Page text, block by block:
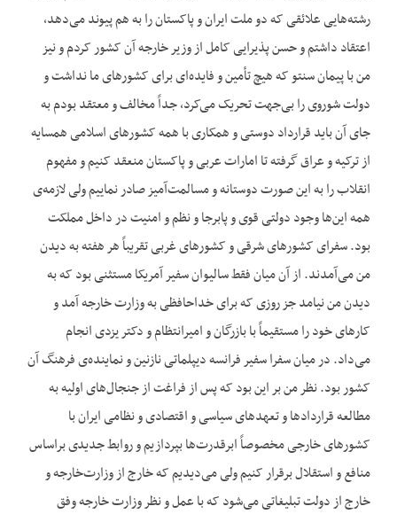
رشته‌‌هایی علائقی که دو ملت ایران و پاکستان را به هم پیوند می‌‌دهد،
اعتقاد داشتم و حسن پذیرایی کامل از وزیر خارجه آن کشور کردم و نیز
من با پیمان سنتو که هیچ تأمین و فایده‌‌ای برای کشورهای ما نداشت و
دولت شوروی را بی‌‌جهت تحریک می‌‌کرد، جداً مخالف و معتقد بودم به
جای آن باید قرارداد دوستی و همکاری با همه کشورهای اسلامی همسایه
از ترکیه و عراق گرفته تا امارات عربی و پاکستان منعقد کنیم و مفهوم
انقلاب را به این صورت دوستانه و مسالمت‌‌آمیز صادر نماییم ولی لازمه‌‌ی
همه این‌‌ها وجود دولتی قوی و پابرجا و نظم و امنیت در داخل مملکت
بود. سفرای کشورهای شرقی و کشورهای غربی تقریباً هر هفته به دیدن
من می‌‌آمدند. از آن میان فقط سالیوان سفیر آمریکا مستثنی بود که به
دیدن من نیامد جز روزی که برای خداحافظی به وزارت خارجه آمد و
کارهای خود را مستقیماً با بازرگان و امیرانتظام و دکتر یزدی انجام
می‌‌داد. در میان سفرا سفیر فرانسه دیپلماتی نازنین و نماینده‌‌ی فرهنگ آن
کشور بود. نظر من بر این بود که پس از فراغت از جنجال‌‌های اولیه به
مطالعه قراردادها و تعهدهای سیاسی و اقتصادی و نظامی ایران با
کشورهای خارجی مخصوصاً ابرقدرت‌‌ها بپردازیم و روابط جدیدی براساس
منافع و استقلال برقرار کنیم ولی می‌‌دیدیم که خارج از وزارت‌‌خارجه و
خارج از دولت تبلیغاتی می‌‌شود که با عمل و نظر وزارت خارجه وفق